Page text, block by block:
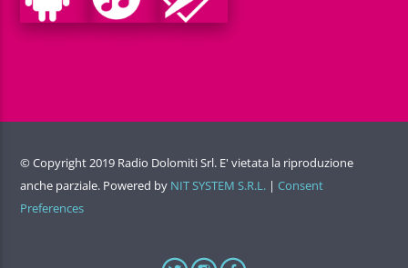
© Copyright 2019 Radio Dolomiti Srl. E' vietata la riproduzione
anche parziale. Powered by NIT SYSTEM S.R.L. | Consent
Preferences